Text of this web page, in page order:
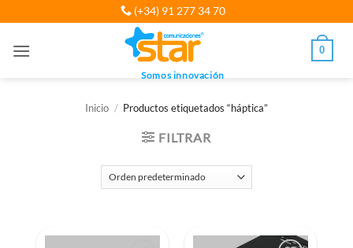
al
(+34) 91 277 34 70
Somos innovación
0
Inicio / Productos etiquetados “háptica”
FILTRAR